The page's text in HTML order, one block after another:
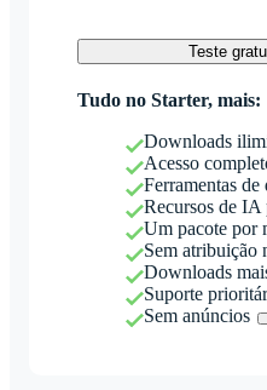
Teste
Tudo no Starter, mais:
Downloads
Acesso
Ferramentas
Recursos de IA
Um pacote por
Sem atribuição
Downloads
Suporte
Sem anúncios